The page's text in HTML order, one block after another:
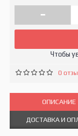
-
Чтобы
0
ОПИСАНИЕ
ДОСТАВКА И